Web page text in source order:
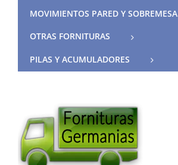
MOVIMIENTOS PARED Y SOBREMESA
OTRAS FORNITURAS
PILAS Y ACUMULADORES